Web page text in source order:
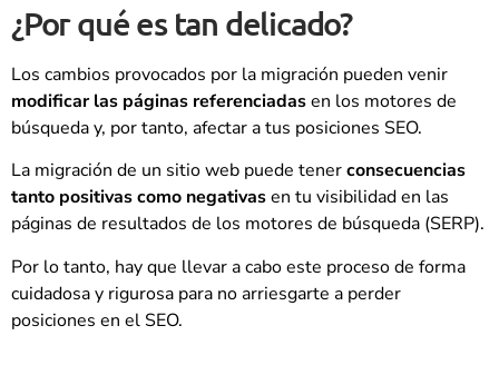
¿Por qué es tan delicado?
Los cambios provocados por la migración pueden venir
modificar las páginas referenciadasen los motores de
búsqueda y, por tanto, afectar a tus posiciones SEO.
La migración de un sitio web puede tenerconsecuencias
tanto positivas como negativasen tu visibilidad en las
páginas de resultados de los motores de búsqueda (SERP).
Por lo tanto, hay que llevar a cabo este proceso de forma
cuidadosa y rigurosa para no arriesgarte a perder
posiciones en el SEO.